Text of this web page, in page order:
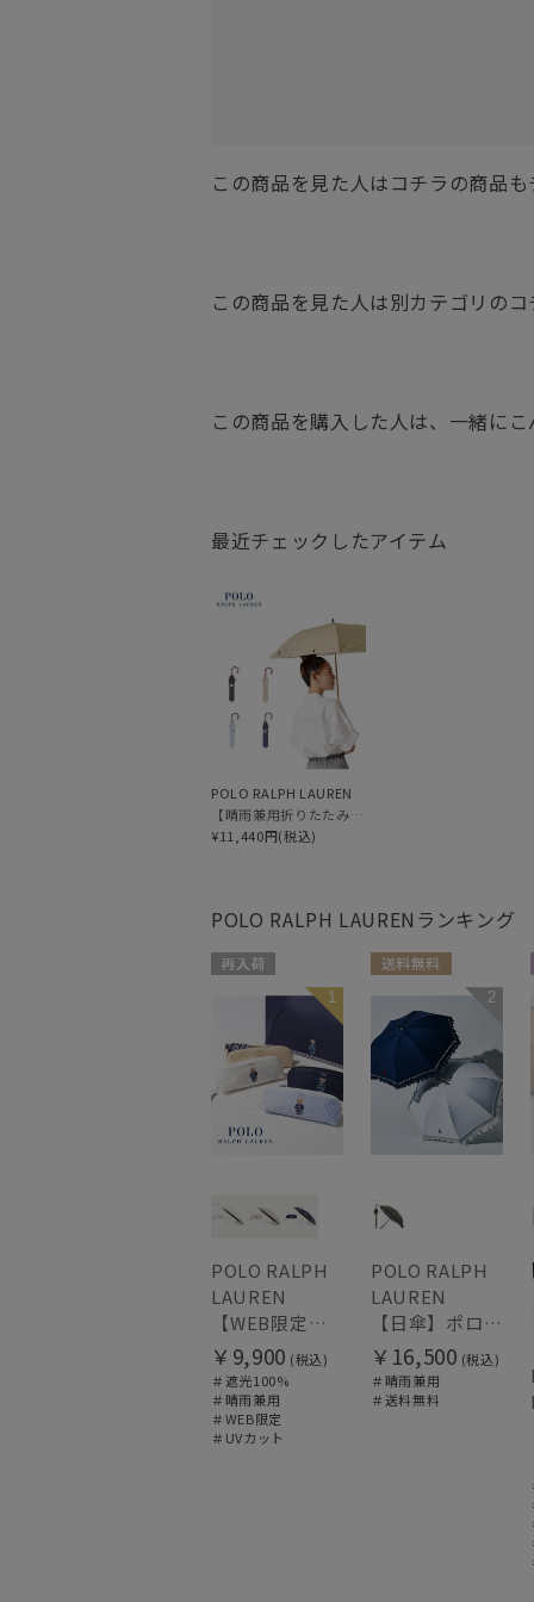
この商品を見た人はコチラの商品
この商品を見た人は別カテゴリの
この商品を購入した人は、一緒に
最近チェックしたアイテム
POLO RALPH LAUREN
【晴雨兼用折りたたみ日傘】ポロ ラルフ ローレン (POLO RALPH LAUREN) 無地刺繍 遮光 遮熱 UV 晴雨兼用
¥11,440円(税込)
POLO RALPH LAUREN ランキング
1
POLO RALPH
LAUREN
【WEB限定】晴雨兼用折りたたみ日傘 ポロ ラルフ ローレン（POLO RALPH LAUREN）ワンポイントベア 遮光100 UV100
￥9,900 (税込)
＃遮光100%
＃晴雨兼用
＃WEB限定
＃UVカット
WOMEN
2
POLO RALPH
LAUREN
【日傘】ポロ ラルフ ローレン(POLO RALPH LAUREN)エンブフリル 長傘 【公式ムーンバット】 遮光 遮熱 UV 晴雨兼用
￥16,500 (税込)
＃晴雨兼用
＃送料無料